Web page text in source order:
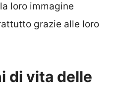
loro immagine
grazie alle loro
di vita delle